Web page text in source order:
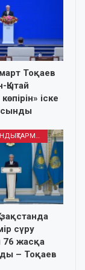
Тоқаев
Қытай
іске
БІЗ-ҚАЗАҚСТАНДЫҚТАРМЫЗ
сүру
76 жасқа
– Тоқаев